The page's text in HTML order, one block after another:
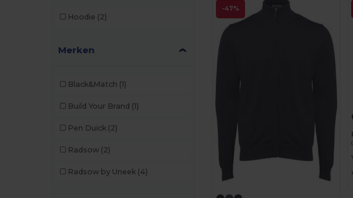
Hoodie (2)
Merken
Black&Match (1)
Build Your Brand (1)
Pen Duick (2)
Radsow (2)
Radsow by Uneek (4)
-47%